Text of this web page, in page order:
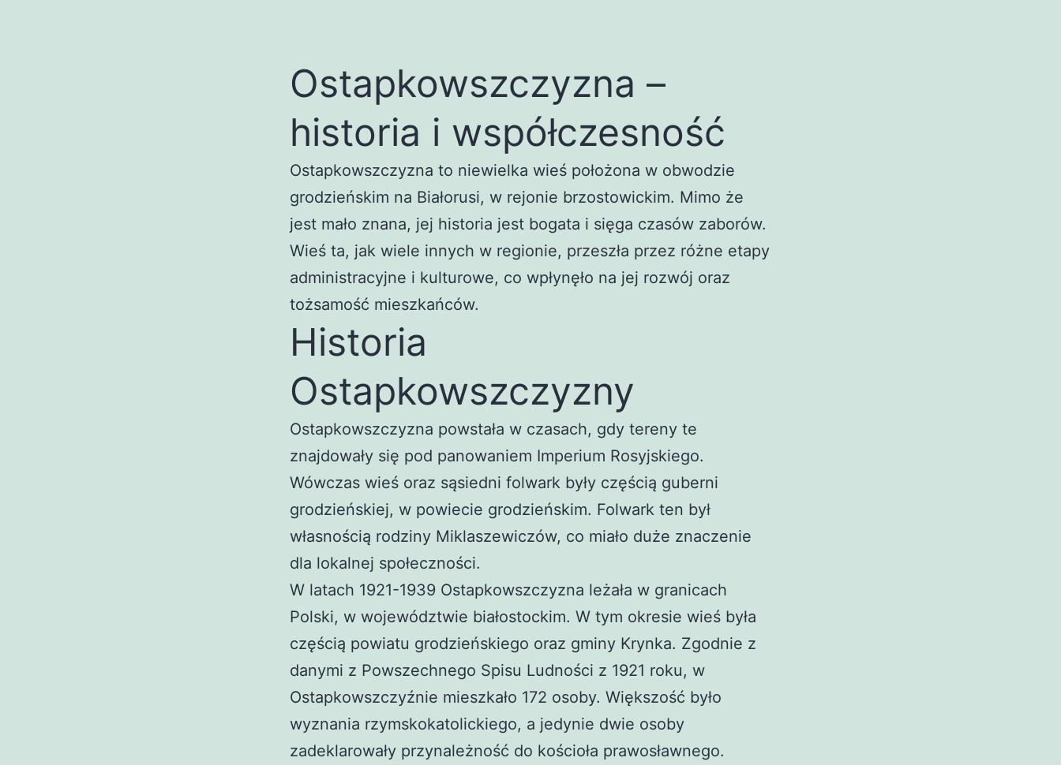
Ostapkowszczyzna –
historia i współczesność
Ostapkowszczyzna to niewielka wieś położona w obwodzie
grodzieńskim na Białorusi, w rejonie brzostowickim. Mimo że
jest mało znana, jej historia jest bogata i sięga czasów zaborów.
Wieś ta, jak wiele innych w regionie, przeszła przez różne etapy
administracyjne i kulturowe, co wpłynęło na jej rozwój oraz
tożsamość mieszkańców.
Historia
Ostapkowszczyzny
Ostapkowszczyzna powstała w czasach, gdy tereny te
znajdowały się pod panowaniem Imperium Rosyjskiego.
Wówczas wieś oraz sąsiedni folwark były częścią guberni
grodzieńskiej, w powiecie grodzieńskim. Folwark ten był
własnością rodziny Miklaszewiczów, co miało duże znaczenie
dla lokalnej społeczności.
W latach 1921-1939 Ostapkowszczyzna leżała w granicach
Polski, w województwie białostockim. W tym okresie wieś była
częścią powiatu grodzieńskiego oraz gminy Krynka. Zgodnie z
danymi z Powszechnego Spisu Ludności z 1921 roku, w
Ostapkowszczyźnie mieszkało 172 osoby. Większość było
wyznania rzymskokatolickiego, a jedynie dwie osoby
zadeklarowały przynależność do kościoła prawosławnego.